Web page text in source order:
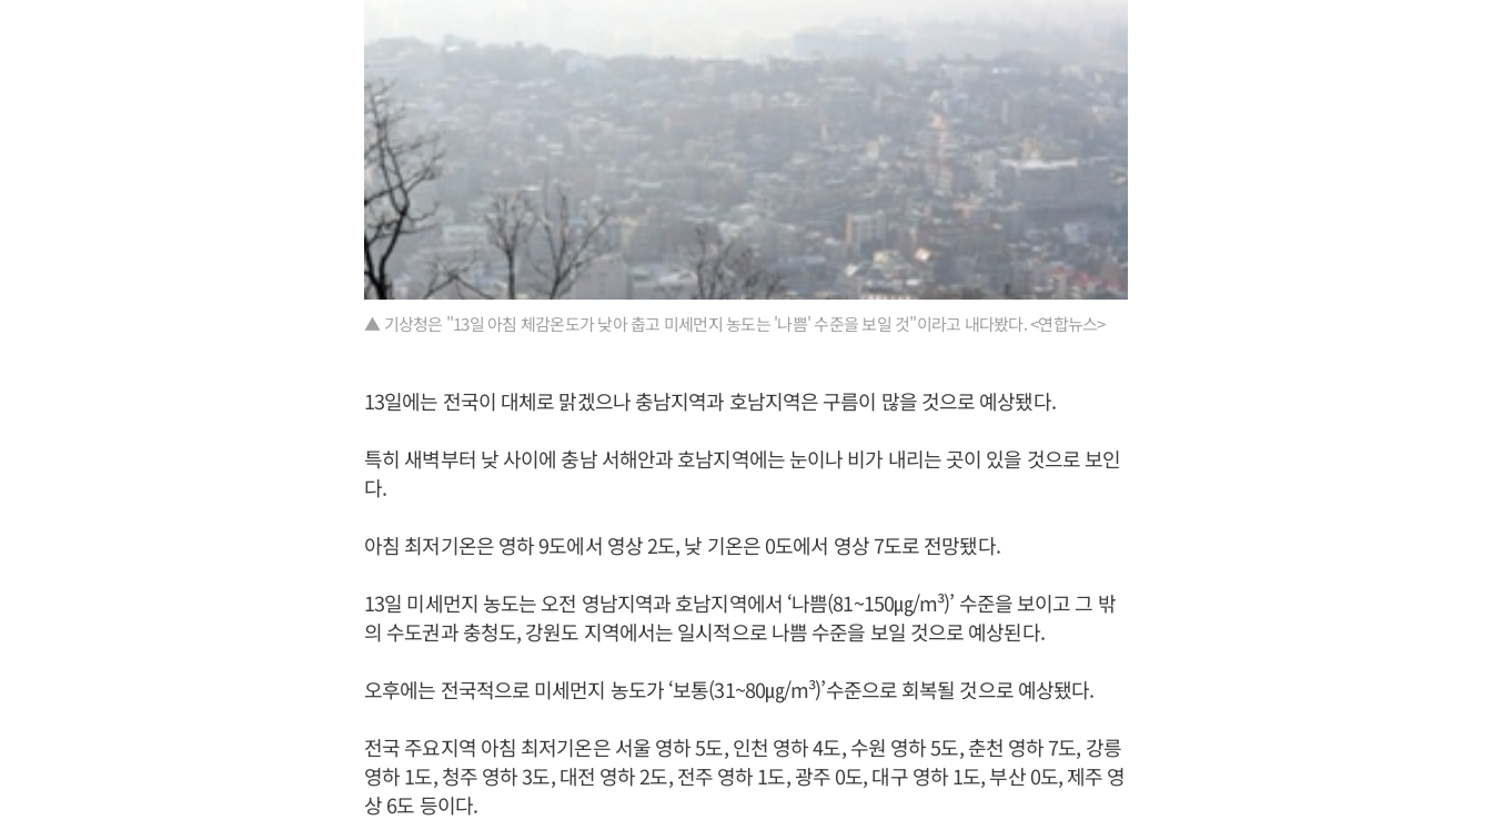
▲ 기상청은 "13일 아침 체감온도가 낮아 춥고 미세먼지 농도는 '나쁨' 수준을 보일 것"이라고 내다봤다. <연합뉴스>
13일에는 전국이 대체로 맑겠으나 충남지역과 호남지역은 구름이 많을 것으로 예상됐다.
특히 새벽부터 낮 사이에 충남 서해안과 호남지역에는 눈이나 비가 내리는 곳이 있을 것으로 보인
다.
아침 최저기온은 영하 9도에서 영상 2도, 낮 기온은 0도에서 영상 7도로 전망됐다.
13일 미세먼지 농도는 오전 영남지역과 호남지역에서 ‘나쁨(81~150㎍/m³)’ 수준을 보이고 그 밖
의 수도권과 충청도, 강원도 지역에서는 일시적으로 나쁨 수준을 보일 것으로 예상된다.
오후에는 전국적으로 미세먼지 농도가 ‘보통(31~80㎍/m³)’수준으로 회복될 것으로 예상됐다.
전국 주요지역 아침 최저기온은 서울 영하 5도, 인천 영하 4도, 수원 영하 5도, 춘천 영하 7도, 강릉
영하 1도, 청주 영하 3도, 대전 영하 2도, 전주 영하 1도, 광주 0도, 대구 영하 1도, 부산 0도, 제주 영
상 6도 등이다.